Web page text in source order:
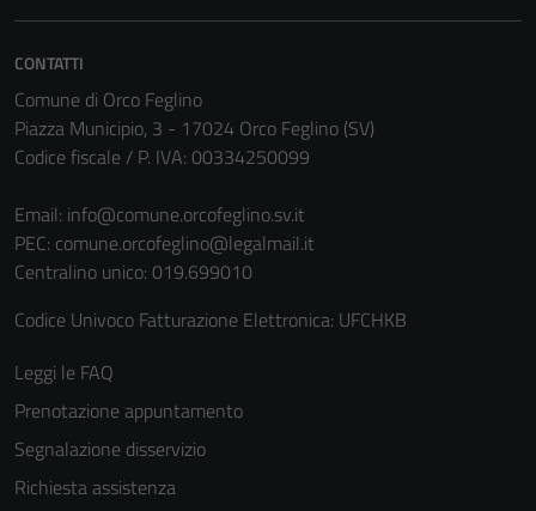
CONTATTI
Comune di Orco Feglino
Piazza Municipio, 3 - 17024 Orco Feglino (SV)
Codice fiscale / P. IVA: 00334250099
Email: info@comune.orcofeglino.sv.it
PEC: comune.orcofeglino@legalmail.it
Centralino unico: 019.699010
Codice Univoco Fatturazione Elettronica: UFCHKB
Leggi le FAQ
Prenotazione appuntamento
Segnalazione disservizio
Richiesta assistenza
non raccolgono